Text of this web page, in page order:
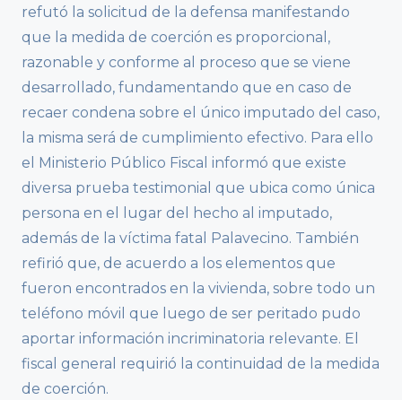
refutó la solicitud de la defensa manifestando
que la medida de coerción es proporcional,
razonable y conforme al proceso que se viene
desarrollado, fundamentando que en caso de
recaer condena sobre el único imputado del caso,
la misma será de cumplimiento efectivo. Para ello
el Ministerio Público Fiscal informó que existe
diversa prueba testimonial que ubica como única
persona en el lugar del hecho al imputado,
además de la víctima fatal Palavecino. También
refirió que, de acuerdo a los elementos que
fueron encontrados en la vivienda, sobre todo un
teléfono móvil que luego de ser peritado pudo
aportar información incriminatoria relevante. El
fiscal general requirió la continuidad de la medida
de coerción.